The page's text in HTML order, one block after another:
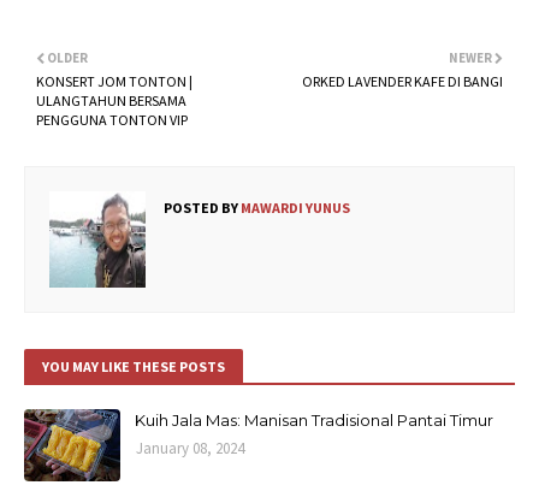
NEWER
ORKED LAVENDER KAFE DI BANGI
OLDER
KONSERT JOM TONTON |
ULANGTAHUN BERSAMA
PENGGUNA TONTON VIP
POSTED BY MAWARDI YUNUS
YOU MAY LIKE THESE POSTS
Kuih Jala Mas: Manisan Tradisional Pantai Timur
January 08, 2024